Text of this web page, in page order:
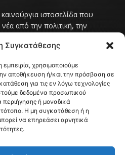
Συγκατάθεσης
χρησιμοποιούμε
αποθήκευση ή/και την πρόσβαση σε
για τις εν λόγω τεχνολογίες
δεδομένα προσωπικού
ή μοναδικά
Η μη συγκατάθεση ή η
να επηρεάσει αρνητικά
ιστοσελίδα που
από την πολιτική, την
παρατάξεων και των
ilioupolipress1@yahoo.com
US